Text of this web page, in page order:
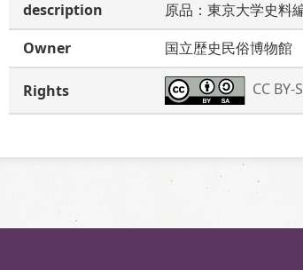
description
原品：東京大学史料
Owner
国立歴史民俗博物館
Rights CC